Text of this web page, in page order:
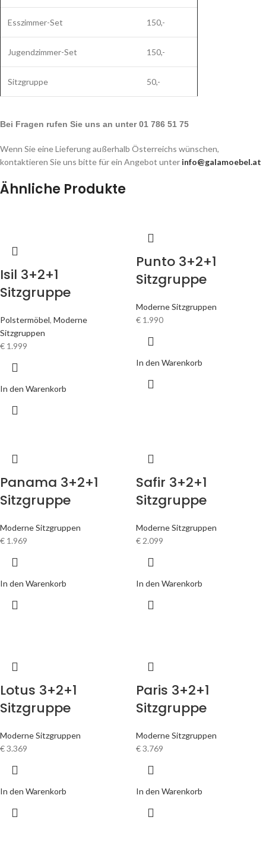
Esszimmer-Set 150,-
Jugendzimmer-Set 150,-
Sitzgruppe 50,-
Bei Fragen rufen Sie uns an unter 01 786 51 75
Wenn Sie eine Lieferung außerhalb Österreichs wünschen,
kontaktieren Sie uns bitte für ein Angebot unter info@galamoebel.at
Ähnliche Produkte
Isil 3+2+1
Sitzgruppe
Polstermöbel, Moderne
Sitzgruppen
€ 1.999
In den Warenkorb
Punto 3+2+1
Sitzgruppe
Moderne Sitzgruppen
€ 1.990
In den Warenkorb
Panama 3+2+1
Sitzgruppe
Moderne Sitzgruppen
€ 1.969
In den Warenkorb
Safir 3+2+1
Sitzgruppe
Moderne Sitzgruppen
€2.099
In den Warenkorb
Lotus 3+2+1
Sitzgruppe
Moderne Sitzgruppen
€3.369
In den Warenkorb
Paris 3+2+1
Sitzgruppe
Moderne Sitzgruppen
€3.769
In den Warenkorb